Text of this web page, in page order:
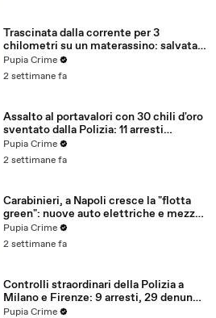
Trascinata dalla corrente per 3
chilometri su un materassino: salvata
dalla Polizia (25.07.26)
Pupia Crime
2 settimane fa
Assalto al portavalori con 30 chili d'oro
sventato dalla Polizia: 11 arresti
(25.07.26)
Pupia Crime
2 settimane fa
Carabinieri, a Napoli cresce la "flotta
green": nuove auto elettriche e mezzi
sostenibili anche sulle isole (25.07.26)
Pupia Crime
2 settimane fa
Controlli straordinari della Polizia a
Milano e Firenze: 9 arresti, 29 denunce
e oltre 7mila persone identificate
Pupia Crime